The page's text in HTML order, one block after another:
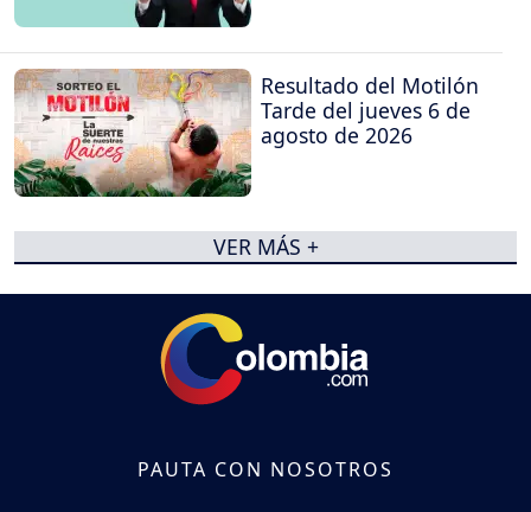
Resultado del Motilón
Tarde del jueves 6 de
agosto de 2026
VER MÁS +
PAUTA CON NOSOTROS